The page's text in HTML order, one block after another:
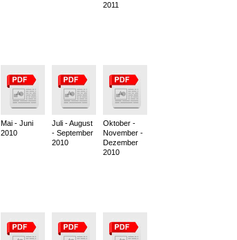
2011
Mai - Juni
2010
Juli - August
- September
2010
Oktober -
November -
Dezember
2010